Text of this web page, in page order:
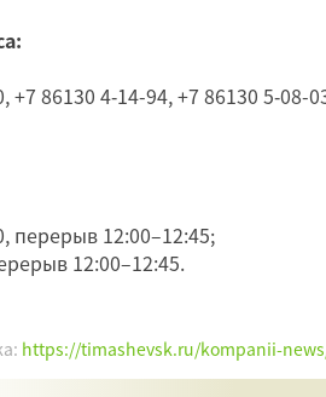
+7 86130 4‑14-94, +7 86130 5‑08-
перерыв 12:00–12:45;
12:00–12:45.
https://timashevsk.ru/kompanii-